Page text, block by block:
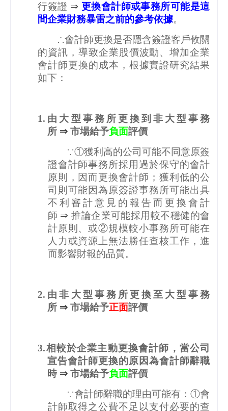
行簽證 ⇒ 更換會計師或事務所可能是這
間企業財務暴雷之前的參考依據。
∴會計師更換是否隱含簽證客戶攸關
的資訊，導致企業股價波動、增加企業
會計師更換的成本，根據實證研究結果
如下：
1. 由大型事務所更換到非大型事務
所 ⇒ 市場給予負面評價
∵①獲利高的公司可能不同意原簽
證會計師事務所採用過於保守的會計
原則，因而更換會計師；獲利低的公
司則可能因為原簽證事務所可能出具
不利審計意見的報告而更換會計
師 ⇒ 推論企業可能採用較不穩健的會
計原則、或②規模較小事務所可能在
人力或資源上無法勝任查核工作，進
而影響財報的品質。
2. 由非大型事務所更換至大型事務
所 ⇒ 市場給予正面評價
3.相較於企業主動更換會計師，當公司
宣告會計師更換的原因為會計師辭職
時 ⇒ 市場給予負面評價
∵會計師辭職的理由可能有：①會
計師取得之公費不足以支付必要的查